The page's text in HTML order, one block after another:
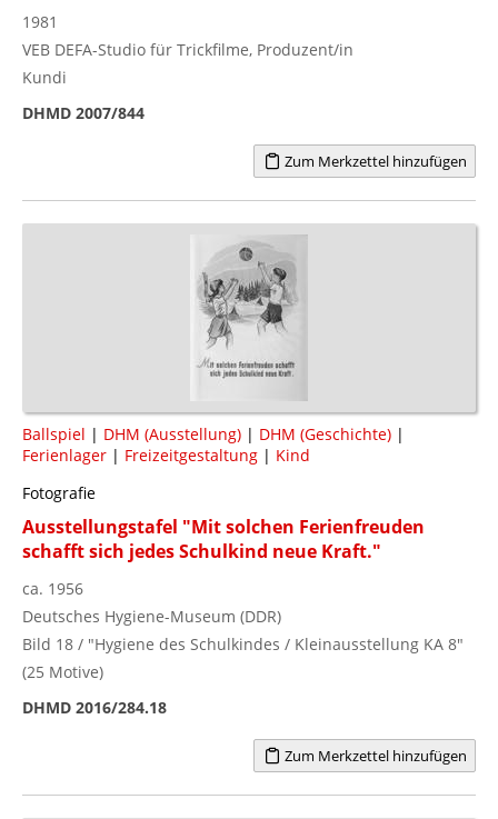
1981
VEB DEFA-Studio für Trickfilme, Produzent/in
Kundi
DHMD 2007/844
Zum Merkzettel hinzufügen
Ballspiel | DHM (Ausstellung) | DHM (Geschichte) |
Ferienlager | Freizeitgestaltung | Kind
Fotografie
Ausstellungstafel "Mit solchen Ferienfreuden
schafft sich jedes Schulkind neue Kraft."
ca. 1956
Deutsches Hygiene-Museum (DDR)
Bild 18 / "Hygiene des Schulkindes / Kleinausstellung KA 8"
(25 Motive)
DHMD 2016/284.18
Zum Merkzettel hinzufügen